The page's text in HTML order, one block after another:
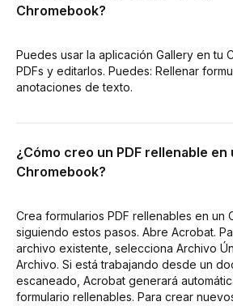
Chromebook?
Puedes usar la aplicación Gallery en tu
PDFs y editarlos. Puedes: Rellenar
anotaciones de texto.
¿Cómo creo un PDF rellenable en
Chromebook?
Crea formularios PDF rellenables en un
siguiendo estos pasos. Abre Acrobat.
archivo existente, selecciona Archivo
Archivo. Si está trabajando desde un
escaneado, Acrobat generará
formulario rellenables. Para crear